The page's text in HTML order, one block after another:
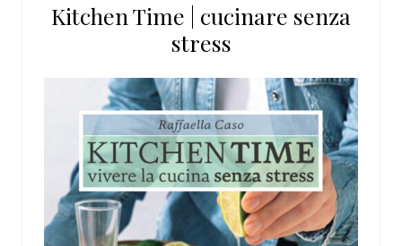
sito
Kitchen Time | cucinare senza
stress